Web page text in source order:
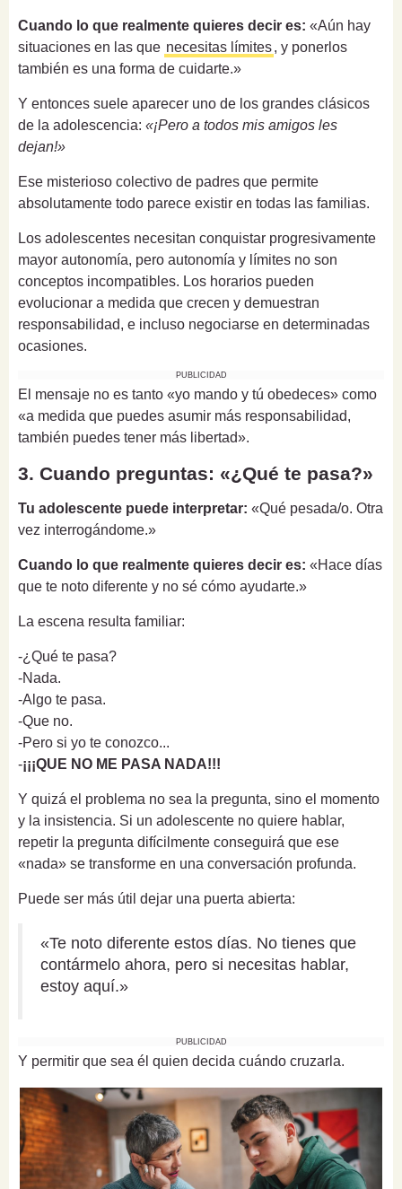
Cuando lo que realmente quieres decir es: «Aún hay
situaciones en las que necesitas límites, y ponerlos
también es una forma de cuidarte.»
Y entonces suele aparecer uno de los grandes clásicos
de la adolescencia: «¡Pero a todos mis amigos les
dejan!»
Ese misterioso colectivo de padres que permite
absolutamente todo parece existir en todas las familias.
Los adolescentes necesitan conquistar progresivamente
mayor autonomía, pero autonomía y límites no son
conceptos incompatibles. Los horarios pueden
evolucionar a medida que crecen y demuestran
responsabilidad, e incluso negociarse en determinadas
ocasiones.
PUBLICIDAD
El mensaje no es tanto «yo mando y tú obedeces» como
«a medida que puedes asumir más responsabilidad,
también puedes tener más libertad».
3. Cuando preguntas: «¿Qué te pasa?»
Tu adolescente puede interpretar: «Qué pesada/o. Otra
vez interrogándome.»
Cuando lo que realmente quieres decir es: «Hace días
que te noto diferente y no sé cómo ayudarte.»
La escena resulta familiar:
-¿Qué te pasa?
-Nada.
-Algo te pasa.
-Que no.
-Pero si yo te conozco...
-¡¡¡QUE NO ME PASA NADA!!!
Y quizá el problema no sea la pregunta, sino el momento
y la insistencia. Si un adolescente no quiere hablar,
repetir la pregunta difícilmente conseguirá que ese
«nada» se transforme en una conversación profunda.
Puede ser más útil dejar una puerta abierta:
«Te noto diferente estos días. No tienes que
contármelo ahora, pero si necesitas hablar,
estoy aquí.»
PUBLICIDAD
Y permitir que sea él quien decida cuándo cruzarla.